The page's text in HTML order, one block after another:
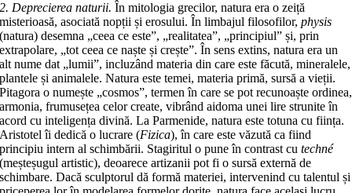
2. Deprecierea naturii. În mitologia grecilor, natura era o zeiță
misterioasă, asociată nopții și erosului. În limbajul filosofilor,physis
(natura) desemna „ceea ce este”, „realitatea”, „principiul” și, prin
extrapolare, „tot ceea ce naște și crește”. În sens extins, natura era un
alt nume dat „lumii”, incluzând materia din care este făcută, mineralele,
plantele și animalele. Natura este temei, materia primă, sursă a vieții.
Pitagora o numește „cosmos”, termen în care se pot recunoaște ordinea,
armonia, frumusețea celor create, vibrând aidoma unei lire strunite în
acord cu inteligența divină. La Parmenide, natura este totuna cu ființa.
Aristotel îi dedică o lucrare (Fizica), în care este văzută ca fiind
principiu intern al schimbării. Stagiritul o pune în contrast cutechné
(meșteșugul artistic), deoarece artizanii pot fi o sursă externă de
schimbare. Dacă sculptorul dă formă materiei, intervenind cu talentul și